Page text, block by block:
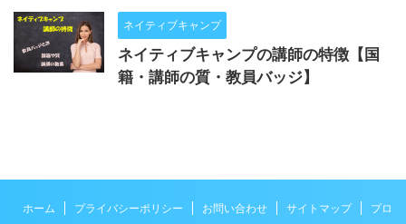
ネイティブキャンプ
ネイティブキャンプの講師の特徴【国
籍・講師の質・教員バッジ】
ホーム プライバシーポリシー お問い合わせ サイトマップ
プロ